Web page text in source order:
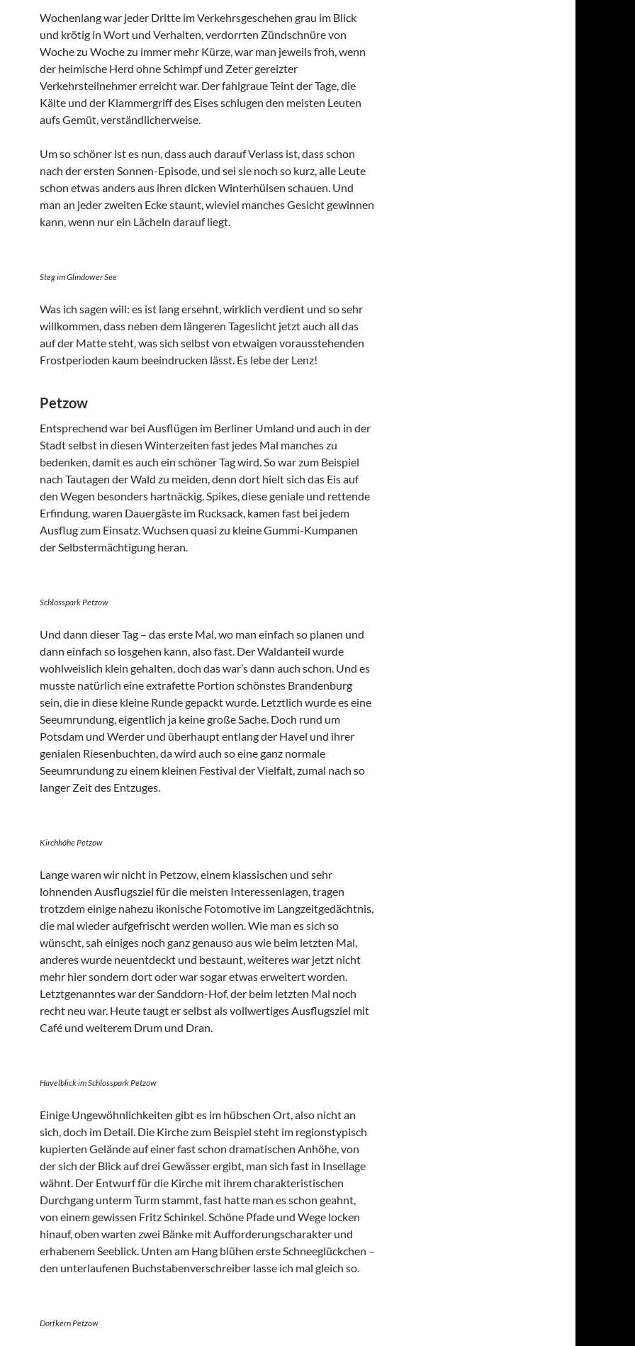
Wochenlang war jeder Dritte im Verkehrsgeschehen grau im Blick
und krötig in Wort und Verhalten, verdorrten Zündschnüre von
Woche zu Woche zu immer mehr Kürze, war man jeweils froh, wenn
der heimische Herd ohne Schimpf und Zeter gereizter
Verkehrsteilnehmer erreicht war. Der fahlgraue Teint der Tage, die
Kälte und der Klammergriff des Eises schlugen den meisten Leuten
aufs Gemüt, verständlicherweise.
Um so schöner ist es nun, dass auch darauf Verlass ist, dass schon
nach der ersten Sonnen-Episode, und sei sie noch so kurz, alle Leute
schon etwas anders aus ihren dicken Winterhülsen schauen. Und
man an jeder zweiten Ecke staunt, wieviel manches Gesicht gewinnen
kann, wenn nur ein Lächeln darauf liegt.
Steg im Glindower See
Was ich sagen will: es ist lang ersehnt, wirklich verdient und so sehr
willkommen, dass neben dem längeren Tageslicht jetzt auch all das
auf der Matte steht, was sich selbst von etwaigen vorausstehenden
Frostperioden kaum beeindrucken lässt. Es lebe der Lenz!
Petzow
Entsprechend war bei Ausflügen im Berliner Umland und auch in der
Stadt selbst in diesen Winterzeiten fast jedes Mal manches zu
bedenken, damit es auch ein schöner Tag wird. So war zum Beispiel
nach Tautagen der Wald zu meiden, denn dort hielt sich das Eis auf
den Wegen besonders hartnäckig. Spikes, diese geniale und rettende
Erfindung, waren Dauergäste im Rucksack, kamen fast bei jedem
Ausflug zum Einsatz. Wuchsen quasi zu kleine Gummi-Kumpanen
der Selbstermächtigung heran.
Schlosspark Petzow
Und dann dieser Tag – das erste Mal, wo man einfach so planen und
dann einfach so losgehen kann, also fast. Der Waldanteil wurde
wohlweislich klein gehalten, doch das war’s dann auch schon. Und es
musste natürlich eine extrafette Portion schönstes Brandenburg
sein, die in diese kleine Runde gepackt wurde. Letztlich wurde es eine
Seeumrundung, eigentlich ja keine große Sache. Doch rund um
Potsdam und Werder und überhaupt entlang der Havel und ihrer
genialen Riesenbuchten, da wird auch so eine ganz normale
Seeumrundung zu einem kleinen Festival der Vielfalt, zumal nach so
langer Zeit des Entzuges.
Kirchhöhe Petzow
Lange waren wir nicht in Petzow, einem klassischen und sehr
lohnenden Ausflugsziel für die meisten Interessenlagen, tragen
trotzdem einige nahezu ikonische Fotomotive im Langzeitgedächtnis,
die mal wieder aufgefrischt werden wollen. Wie man es sich so
wünscht, sah einiges noch ganz genauso aus wie beim letzten Mal,
anderes wurde neuentdeckt und bestaunt, weiteres war jetzt nicht
mehr hier sondern dort oder war sogar etwas erweitert worden.
Letztgenanntes war der Sanddorn-Hof, der beim letzten Mal noch
recht neu war. Heute taugt er selbst als vollwertiges Ausflugsziel mit
Café und weiterem Drum und Dran.
Havelblick im Schlosspark Petzow
Einige Ungewöhnlichkeiten gibt es im hübschen Ort, also nicht an
sich, doch im Detail. Die Kirche zum Beispiel steht im regionstypisch
kupierten Gelände auf einer fast schon dramatischen Anhöhe, von
der sich der Blick auf drei Gewässer ergibt, man sich fast in Insellage
wähnt. Der Entwurf für die Kirche mit ihrem charakteristischen
Durchgang unterm Turm stammt, fast hatte man es schon geahnt,
von einem gewissen Fritz Schinkel. Schöne Pfade und Wege locken
hinauf, oben warten zwei Bänke mit Aufforderungscharakter und
erhabenem Seeblick. Unten am Hang blühen erste Schneeglückchen –
den unterlaufenen Buchstabenverschreiber lasse ich mal gleich so.
Dorfkern Petzow